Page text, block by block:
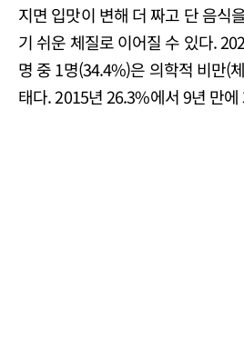
지면 입맛이 변해 더 짜고 단 음식
기 쉬운 체질로 이어질 수 있다.
명 중 1명(34.4%)은 의학적 비만(
태다. 2015년 26.3%에서 9년 만